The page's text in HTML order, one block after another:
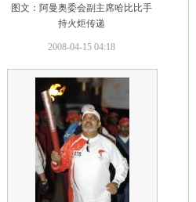
图文：阿曼奥委会副主席哈比比手
持火炬传递
2008-04-15 04:18